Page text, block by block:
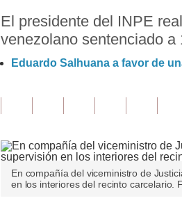
El presidente del INPE
venezolano sentenciado a
Eduardo Salhuana a favor de
En compañía del viceministro de
en los interiores del recinto carcelario.